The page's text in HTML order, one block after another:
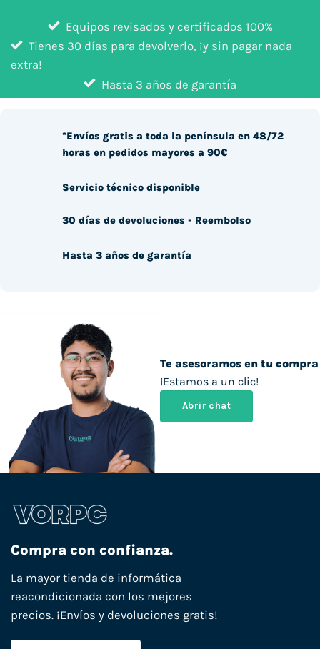
Equipos revisados y certificados 100%
Tienes 30 días para devolverlo, ¡y sin pagar nada
extra!
Hasta 3 años de garantía
Te asesoramos en tu compra
¡Estamos a un clic!
Abrir chat
*Envíos gratis a toda la península en 48/72
horas en pedidos mayores a 90€
Servicio técnico disponible
30 días de devoluciones - Reembolso
Hasta 3 años de garantía
Compra con confianza.
La mayor tienda de informática
reacondicionada con los mejores
precios. ¡Envíos y devoluciones gratis!